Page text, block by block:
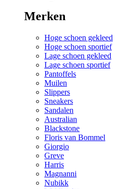
Merken
Hoge schoen gekleed
Hoge schoen sportief
Lage schoen gekleed
Lage schoen sportief
Pantoffels
Muilen
Slippers
Sneakers
Sandalen
Australian
Blackstone
Floris van Bommel
Giorgio
Greve
Harris
Magnanni
Nubikk